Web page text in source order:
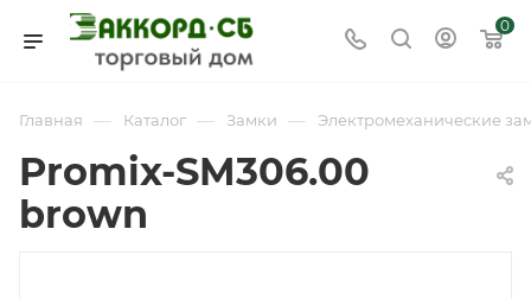
0
Главная — Каталог — Замки — Электромеханические
Promix-SM306.00
brown